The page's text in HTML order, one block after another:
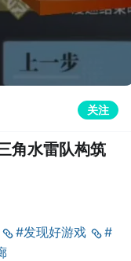
关注
角水雷队构筑
#发现好游戏
#